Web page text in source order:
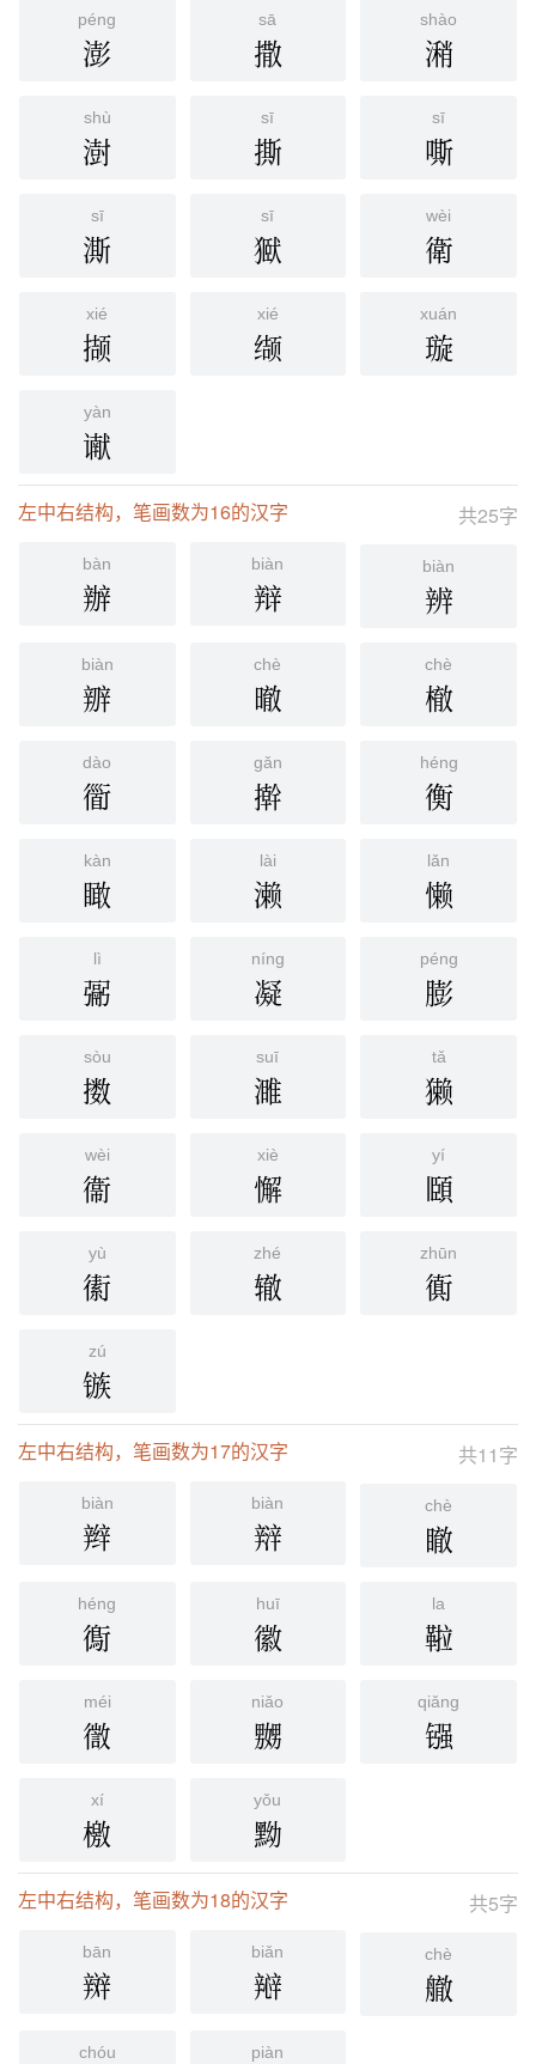
péng
澎
sā
撒
shào
潲
shù
澍
sī
撕
sī
嘶
sī
澌
sī
㺇
wèi
衛
xié
撷
xié
缬
xuán
璇
yàn
谳
共25字
左中右结构，笔画数为16的汉字
bàn
辦
biàn
辩
biàn
辨
biàn
辧
chè
㬚
chè
㯙
dào
衟
gǎn
擀
héng
衡
kàn
瞰
lài
濑
lǎn
懒
lì
䰜
níng
凝
péng
膨
sòu
擞
suī
濉
tǎ
獭
wèi
衞
xiè
懈
yí
頥
yù
䘘
zhé
辙
zhūn
衠
zú
镞
共11字
左中右结构，笔画数为17的汉字
biàn
辫
biàn
㵷
chè
瞮
héng
鵆
huī
徽
la
鞡
méi
徾
niǎo
嬲
qiǎng
镪
xí
檄
yǒu
黝
共5字
左中右结构，笔画数为18的汉字
bān
辬
biǎn
㦚
chè
䒆
chóu piàn